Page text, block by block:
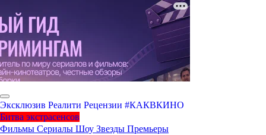
Эксклюзив Реалити Рецензии #КАКВКИНО
Битва экстрасенсов
Фильмы Сериалы Шоу Звезды Премьеры